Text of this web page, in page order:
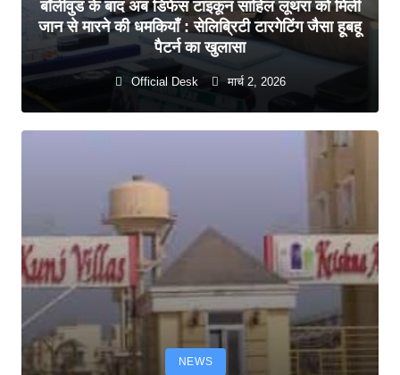
बॉलीवुड के बाद अब डिफेंस टाइकून साहिल लूथरा को मिली
जान से मारने की धमकियाँ : सेलिब्रिटी टारगेटिंग जैसा हूबहू
पैटर्न का खुलासा
Official Desk मार्च 2, 2026
NEWS